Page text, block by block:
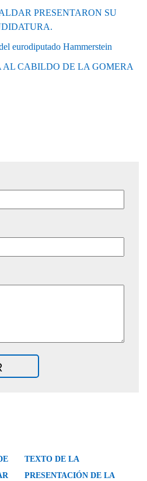
PRESENTARON SU
eurodiputado Hammerstein
AL CABILDO DE LA GOMERA
TEXTO DE LA
PRESENTACIÓN DE LA